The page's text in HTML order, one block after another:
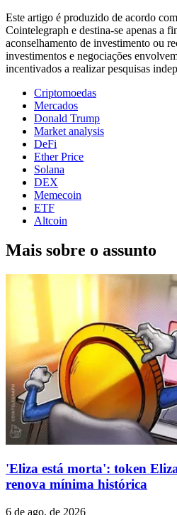
Este artigo é produzido de acordo
Cointelegraph e destina-se apenas a
aconselhamento de investimento ou
investimentos e negociações
incentivados a realizar pesquisas
Criptomoedas
Mercados
Donald Trump
Market analysis
DeFi
Ether Price
Solana
DEX
Memecoin
ETF
Altcoin
Mais sobre o assunto
'Eliza está morta': token
renova mínima histórica
6 de ago. de 2026